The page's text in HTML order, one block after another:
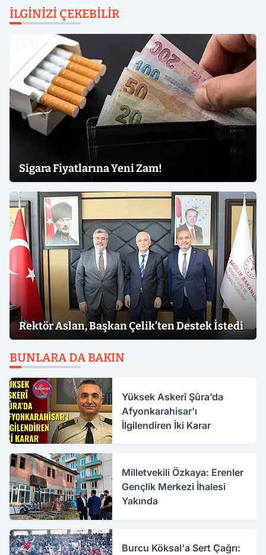
İLGINIZI ÇEKEBILIR
Sigara Fiyatlarına Yeni Zam!
Rektör Aslan, Başkan Çelik’ten Destek İstedi
BUNLARA DA BAKIN
Yüksek Askerî Şûra’da
Afyonkarahisar'ı
İlgilendiren İki Karar
Milletvekili Özkaya: Erenler
Gençlik Merkezi İhalesi
Yakında
Burcu Köksal'a Sert Çağrı: